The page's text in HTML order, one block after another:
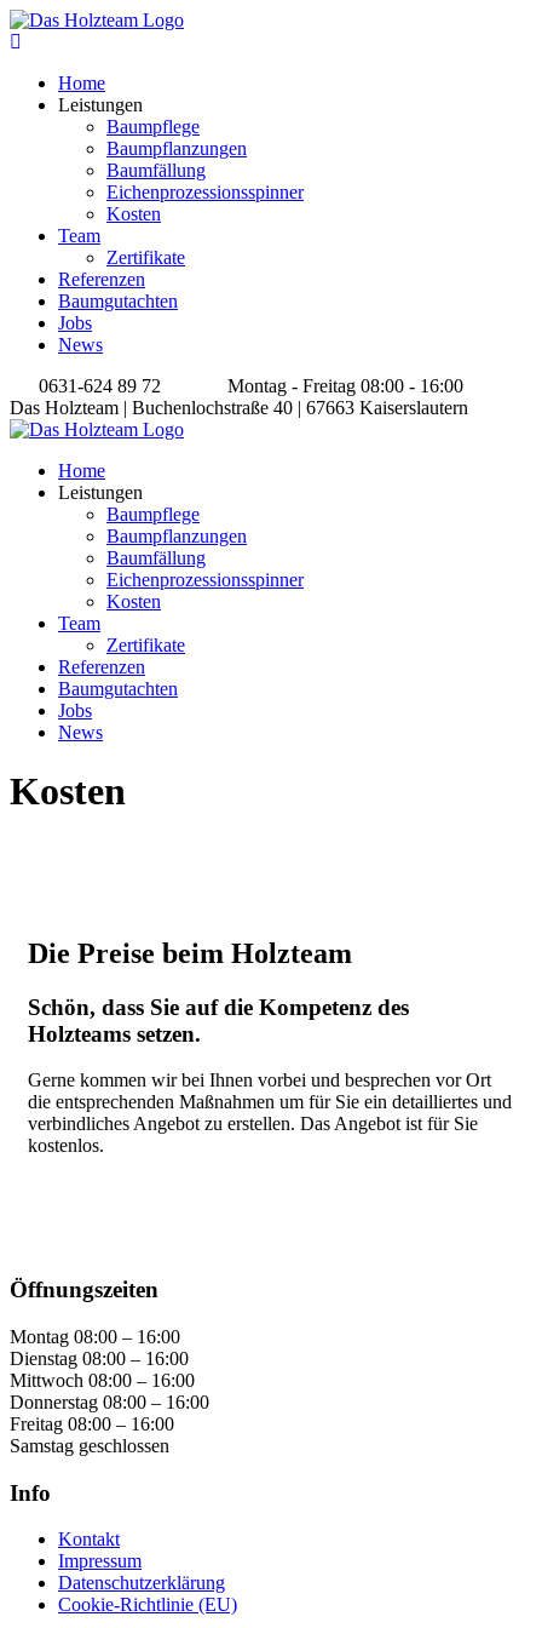
Home
Leistungen
Baumpflege
Baumpflanzungen
Baumfällung
Eichenprozessionsspinner
Kosten
Team
Zertifikate
Referenzen
Baumgutachten
Jobs
News
0631-624 89 72
Montag - Freitag 08:00 - 16:00
Das Holzteam | Buchenlochstraße 40 | 67663 Kaiserslautern
Home
Leistungen
Baumpflege
Baumpflanzungen
Baumfällung
Eichenprozessionsspinner
Kosten
Team
Zertifikate
Referenzen
Baumgutachten
Jobs
News
Kosten
Die Preise beim Holzteam
Schön, dass Sie auf die Kompetenz des
Holzteams setzen.
Gerne kommen wir bei Ihnen vorbei und besprechen vor Ort
die entsprechenden Maßnahmen um für Sie ein detailliertes und
verbindliches Angebot zu erstellen. Das Angebot ist für Sie
kostenlos.
Öffnungszeiten
Montag 08:00 – 16:00
Dienstag 08:00 – 16:00
Mittwoch 08:00 – 16:00
Donnerstag 08:00 – 16:00
Freitag 08:00 – 16:00
Samstag geschlossen
Info
Kontakt
Impressum
Datenschutzerklärung
Cookie-Richtlinie (EU)